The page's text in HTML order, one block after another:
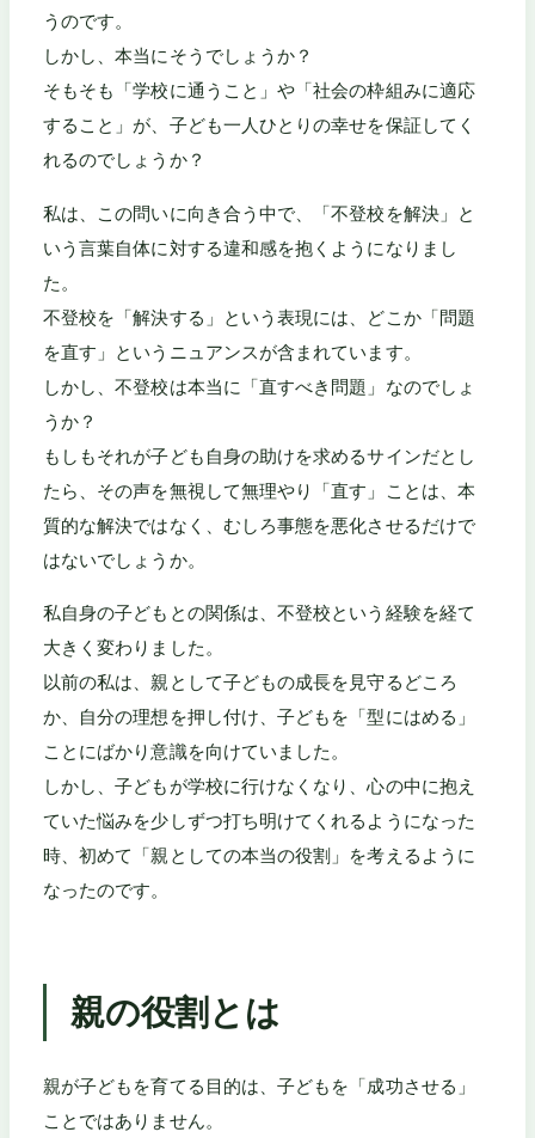
うのです。
しかし、本当にそうでしょうか？
そもそも「学校に通うこと」や「社会の枠組みに適応
すること」が、子ども一人ひとりの幸せを保証してく
れるのでしょうか？
私は、この問いに向き合う中で、「不登校を解決」と
いう言葉自体に対する違和感を抱くようになりまし
た。
不登校を「解決する」という表現には、どこか「問題
を直す」というニュアンスが含まれています。
しかし、不登校は本当に「直すべき問題」なのでしょ
うか？
もしもそれが子ども自身の助けを求めるサインだとし
たら、その声を無視して無理やり「直す」ことは、本
質的な解決ではなく、むしろ事態を悪化させるだけで
はないでしょうか。
私自身の子どもとの関係は、不登校という経験を経て
大きく変わりました。
以前の私は、親として子どもの成長を見守るどころ
か、自分の理想を押し付け、子どもを「型にはめる」
ことにばかり意識を向けていました。
しかし、子どもが学校に行けなくなり、心の中に抱え
ていた悩みを少しずつ打ち明けてくれるようになった
時、初めて「親としての本当の役割」を考えるように
なったのです。
親の役割とは
親が子どもを育てる目的は、子どもを「成功させる」
ことではありません。